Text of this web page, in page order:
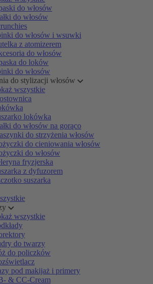
do włosów
do włosów
do włosów i wsuwki
z atomizerem
do włosów
do loków
do włosów
do stylizacji włosów
wszystkie
lokówka
do włosów na gorąco
do strzyżenia włosów
do cieniowania włosów
do włosów
fryzjerska
z dyfuzorem
suszarka
wszystkie
do twarzy
do policzków
pod makijaż i primery
& CC-Cream